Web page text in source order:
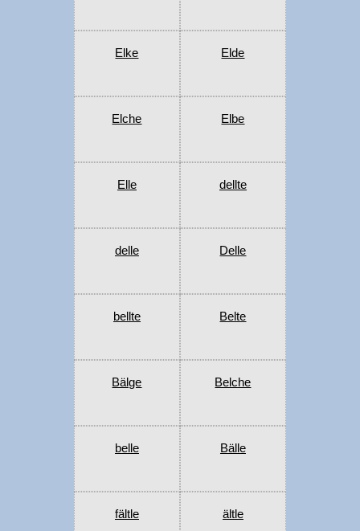
Elke Elde
Elche Elbe
Elle dellte
delle Delle
bellte Belte
Bälge Belche
belle Bälle
fältle ältle